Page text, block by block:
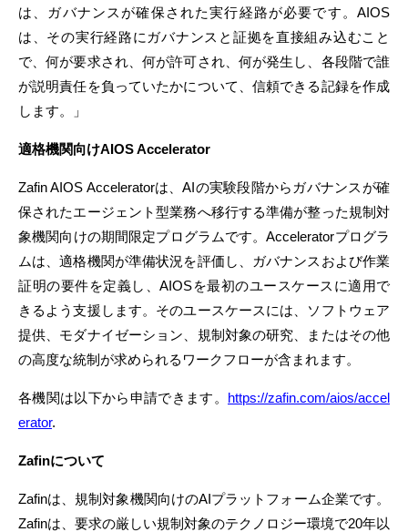
は、ガバナンスが確保された実行経路が必要です。AIOS
は、その実行経路にガバナンスと証拠を直接組み込むこと
で、何が要求され、何が許可され、何が発生し、各段階で誰
が説明責任を負っていたかについて、信頼できる記録を作成
します。」
適格機関向けAIOS Accelerator
Zafin AIOS Acceleratorは、AIの実験段階からガバナンスが確
保されたエージェント型業務へ移行する準備が整った規制対
象機関向けの期間限定プログラムです。Acceleratorプログラ
ムは、適格機関が準備状況を評価し、ガバナンスおよび作業
証明の要件を定義し、AIOSを最初のユースケースに適用で
きるよう支援します。そのユースケースには、ソフトウェア
提供、モダナイゼーション、規制対象の研究、またはその他
の高度な統制が求められるワークフローが含まれます。
各機関は以下から申請できます。 https://zafin.com/aios/accel
erator.
Zafinについて
Zafinは、規制対象機関向けのAIプラットフォーム企業です。
Zafinは、要求の厳しい規制対象のテクノロジー環境で20年以